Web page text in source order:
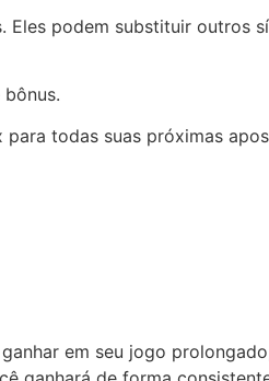
podem substituir outros
todas suas próximas
em seu jogo